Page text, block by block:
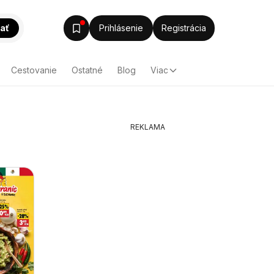
Prihlásenie Registrácia
Cestovanie Ostatné Blog Viac
REKLAMA